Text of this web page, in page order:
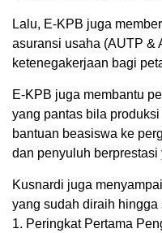
Lalu, E-KPB juga
asuransi usaha (AUTP &
ketenegakerjaan bagi
E-KPB juga membantu
yang pantas bila
bantuan beasiswa ke
dan penyuluh berprestasi
Kusnardi juga
yang sudah diraih hingga
1. Peringkat Pertama